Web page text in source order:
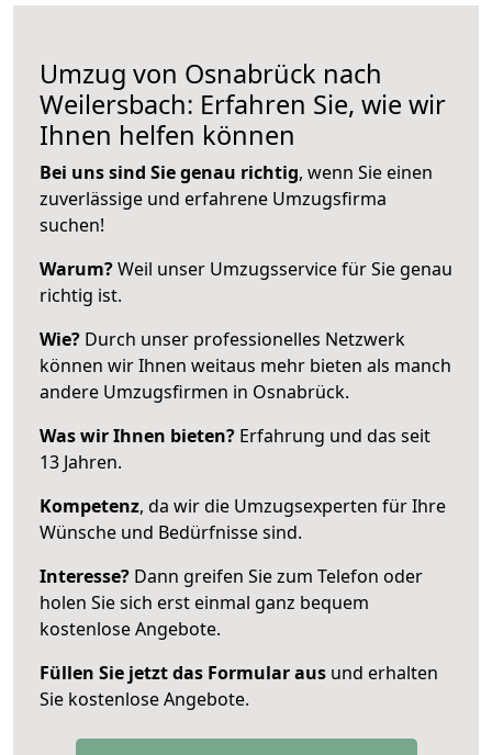
Umzug von Osnabrück nach
Weilersbach: Erfahren Sie, wie wir
Ihnen helfen können
Bei uns sind Sie genau richtig, wenn Sie einen
zuverlässige und erfahrene Umzugsfirma
suchen!
Warum?Weil unser Umzugsservice für Sie genau
richtig ist.
Wie? Durch unser professionelles Netzwerk
können wir Ihnen weitaus mehr bieten als manch
andere Umzugsfirmen in Osnabrück.
Was wir Ihnen bieten? Erfahrung und das seit
13 Jahren.
Kompetenz, da wir die Umzugsexperten für Ihre
Wünsche und Bedürfnisse sind.
Interesse? Dann greifen Sie zum Telefon oder
holen Sie sich erst einmal ganz bequem
kostenlose Angebote.
Füllen Sie jetzt das Formular aus und erhalten
Sie kostenlose Angebote.